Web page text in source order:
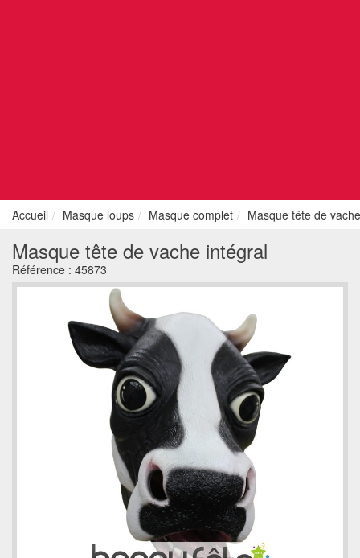
Accueil Masque loups Masque complet Masque tête de
Masque tête de vache intégral
Référence : 45873